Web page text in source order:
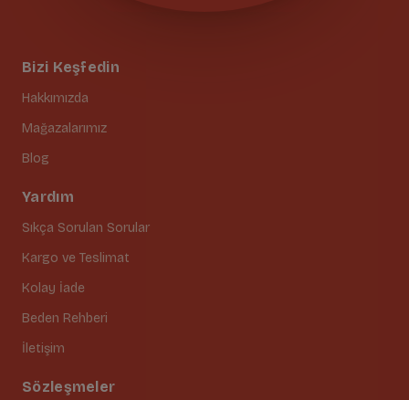
Bizi Keşfedin
Hakkımızda
Mağazalarımız
Blog
Yardım
Sıkça Sorulan Sorular
Kargo ve Teslimat
Kolay İade
Beden Rehberi
İletişim
Sözleşmeler